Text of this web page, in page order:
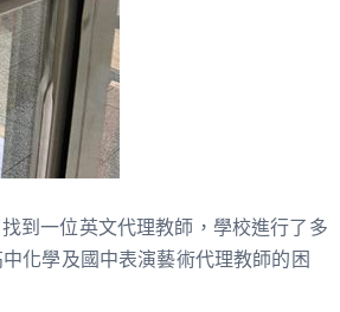
到一位英文代理教師，學校進行了多
化學及國中表演藝術代理教師的困